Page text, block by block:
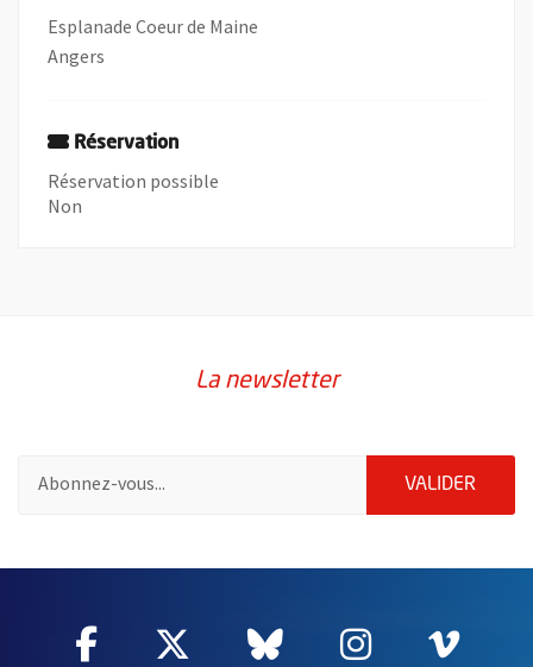
Esplanade Coeur de Maine
Angers
Réservation
Réservation possible
Non
La newsletter
VALIDER
Facebook
, Ouvre une nouvelle fenêtre
Twitter
, Ouvre une nouvelle
Bluesky
, Ouvre une
Instagram
, Ouvre
,